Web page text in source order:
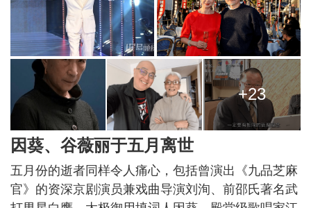
+23
因葵、谷薇丽于五月离世
五月份的逝者同样令人痛心，包括曾演出《九品芝麻
官》的资深京剧演员兼戏曲导演刘洵、前邵氏著名武